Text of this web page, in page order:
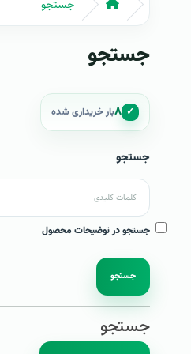
جستجو
جستجو
✓ ۸بار خریداری شده
جستجو
جستجو در توضیحات محصول
جستجو
جستجو